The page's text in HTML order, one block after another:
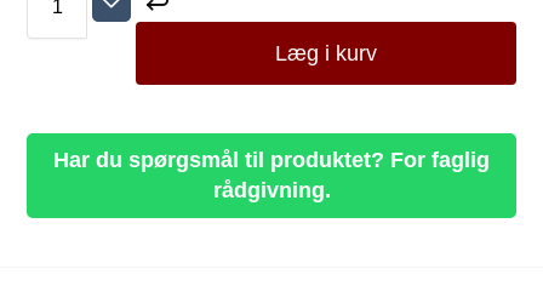
Læg i kurv
Har du spørgsmål til produktet? For faglig
rådgivning.